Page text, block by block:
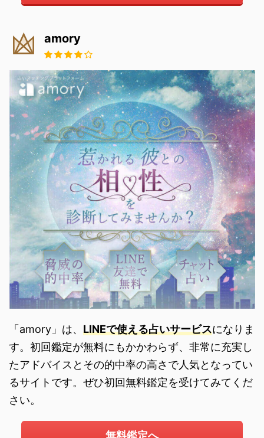
amory
「amory」は、 LINEで使える占いサービスになりま
す。初回鑑定が無料にもかかわらず、非常に充実し
たアドバイスとその的中率の高さで人気となってい
るサイトです。ぜひ初回無料鑑定を受けてみてくだ
さい。
無料鑑定へ